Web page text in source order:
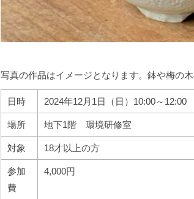
写真の作品はイメージとなります。鉢や梅の
日時 2024年12月1日（日）10:00～12:00
場所 地下1階 環境研修室
対象 18才以上の方
参加
費
4,000円